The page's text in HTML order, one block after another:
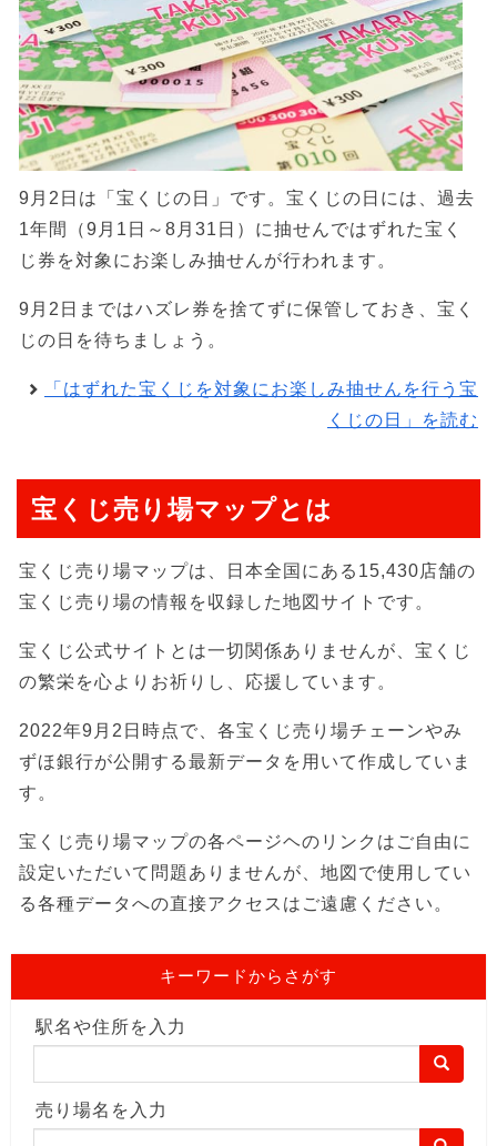
9月2日は「宝くじの日」です。宝くじの日には、過去
1年間（9月1日～8月31日）に抽せんではずれた宝く
じ券を対象にお楽しみ抽せんが行われます。
9月2日まではハズレ券を捨てずに保管しておき、宝く
じの日を待ちましょう。
「はずれた宝くじを対象にお楽しみ抽せんを行う宝
くじの日」を読む
宝くじ売り場マップとは
宝くじ売り場マップは、日本全国にある15,430店舗の
宝くじ売り場の情報を収録した地図サイトです。
宝くじ公式サイトとは一切関係ありませんが、宝くじ
の繁栄を心よりお祈りし、応援しています。
2022年9月2日時点で、各宝くじ売り場チェーンやみ
ずほ銀行が公開する最新データを用いて作成していま
す。
宝くじ売り場マップの各ページヘのリンクはご自由に
設定いただいて問題ありませんが、地図で使用してい
る各種データへの直接アクセスはご遠慮ください。
キーワードからさがす
駅名や住所を入力
売り場名を入力